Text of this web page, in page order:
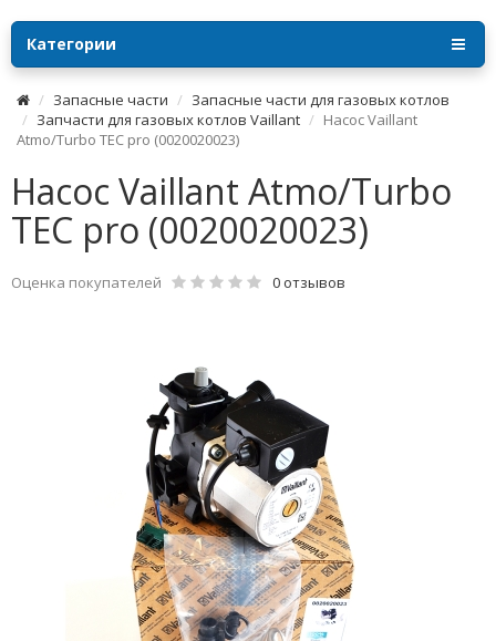
Категории
Запасные части
Запасные части для газовых котлов
Запчасти для газовых котлов Vaillant
Насос Vaillant
Atmo/Turbo TEC pro (0020020023)
Насос Vaillant Atmo/Turbo
TEC pro (0020020023)
Оценка покупателей 0 отзывов